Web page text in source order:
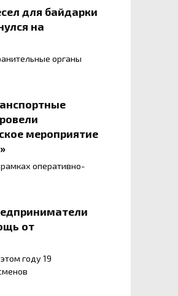
для байдарки
на
органы
мероприятие
оперативно-
от
году 19